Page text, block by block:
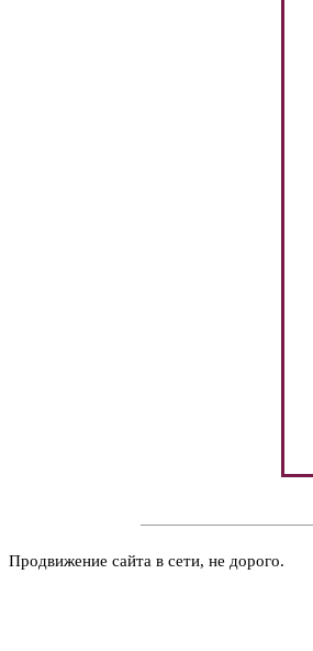
Продвижение сайта в сети, не дорого.